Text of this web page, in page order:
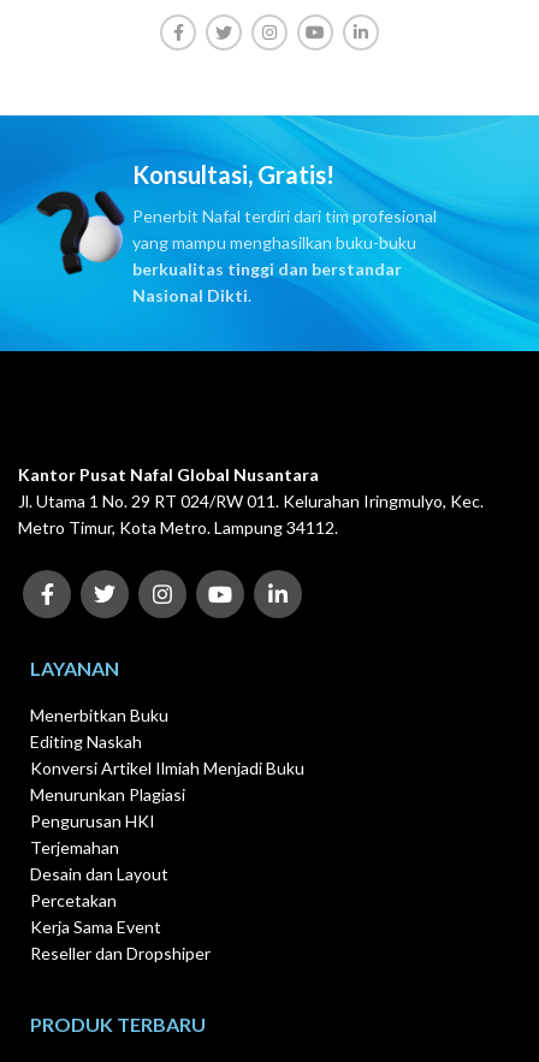
Konsultasi, Gratis!
Penerbit Nafal terdiri dari tim profesional
yang mampu menghasilkan buku-buku
berkualitas tinggi dan berstandar
Nasional Dikti.
Kantor Pusat Nafal Global Nusantara
Jl. Utama 1 No. 29 RT 024/RW 011. Kelurahan Iringmulyo, Kec.
Metro Timur, Kota Metro. Lampung 34112.
LAYANAN
Menerbitkan Buku
Editing Naskah
Konversi Artikel Ilmiah Menjadi Buku
Menurunkan Plagiasi
Pengurusan HKI
Terjemahan
Desain dan Layout
Percetakan
Kerja Sama Event
Reseller dan Dropshiper
PRODUK TERBARU